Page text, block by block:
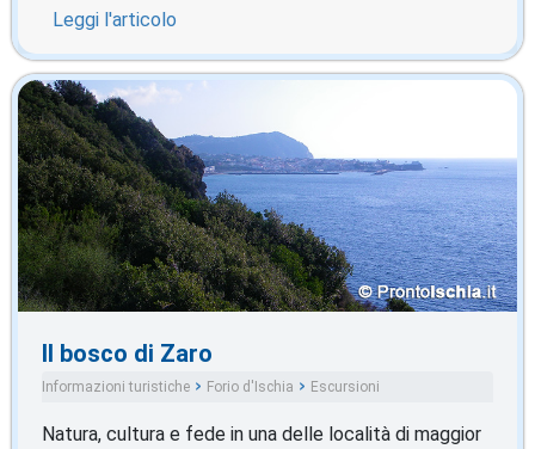
Leggi l'articolo
Il bosco di Zaro
Informazioni turistiche Forio d'Ischia Escursioni
Natura, cultura e fede in una delle località di maggior